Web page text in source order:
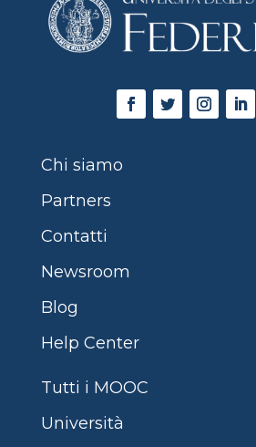
Chi siamo
Partners
Contatti
Newsroom
Blog
Help Center
Tutti i MOOC
Università